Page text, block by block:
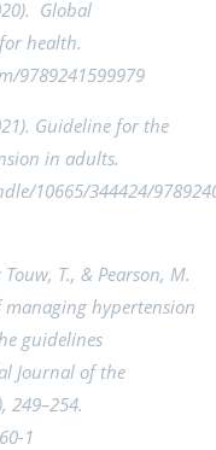
Global
health.
9789241599979
Guideline for the
in adults.
10665/344424/
T., & Pearson, M.
managing hypertension
guidelines
Journal of the
249–254.
1